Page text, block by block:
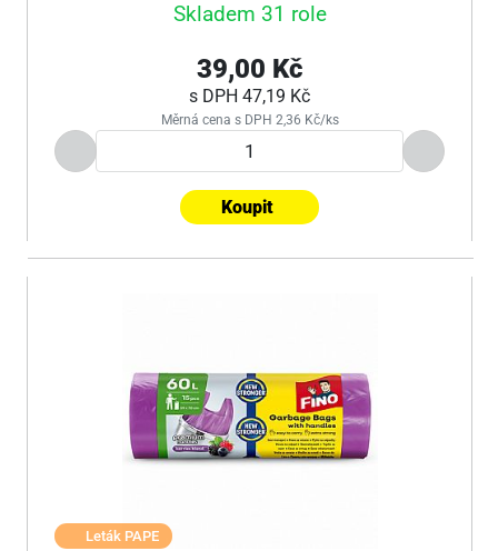
Skladem 31 role
39,00 Kč
s DPH 47,19 Kč
Měrná cena s DPH 2,36 Kč/ks
Koupit
Leták PAPE